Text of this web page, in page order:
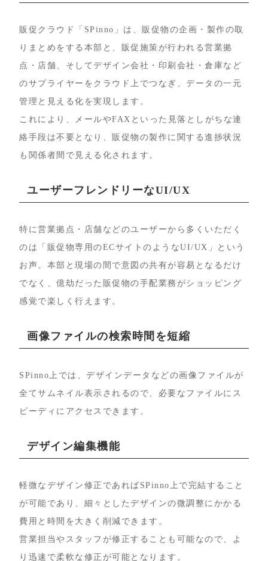
販促クラウド「SPinno」は、販促物の企画・製作の取
りまとめをする本部と、販促施策が行われる営業拠
点・店舗、そしてデザイン会社・印刷会社・倉庫など
のサプライヤーをクラウド上でつなぎ、データの一元
管理と見える化を実現します。
これにより、メールやFAXといった見落としがちな連
絡手段は不要となり、販促物の製作に関する進捗状況
も関係者間で見える化されます。
ユーザーフレンドリーなUI/UX
特に営業拠点・店舗などのユーザーから多くいただく
のは「販促物専用のECサイトのようなUI/UX」という
お声。本部と現場の間で意図の共有が容易となるだけ
でなく、億劫だった販促物の手配業務がショッピング
感覚で楽しく行えます。
画像ファイルの検索時間を短縮
SPinno上では、デザインデータなどの画像ファイルが
全てサムネイル表示されるので、必要なファイルにス
ピーディにアクセスできます。
デザイン編集機能
軽微なデザイン修正であればSPinno上で完結すること
が可能であり、細々としたデザインの微調整にかかる
費用と時間を大きく削減できます。
営業担当やスタッフが修正することも可能なので、よ
り迅速で柔軟な修正が可能となります。